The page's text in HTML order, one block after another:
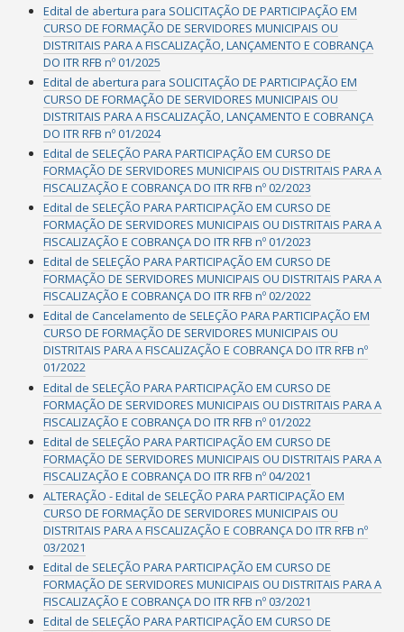
Edital de abertura para SOLICITAÇÃO DE PARTICIPAÇÃO EM
CURSO DE FORMAÇÃO DE SERVIDORES MUNICIPAIS OU
DISTRITAIS PARA A FISCALIZAÇÃO, LANÇAMENTO E COBRANÇA
DO ITR RFB nº 01/2025
Edital de abertura para SOLICITAÇÃO DE PARTICIPAÇÃO EM
CURSO DE FORMAÇÃO DE SERVIDORES MUNICIPAIS OU
DISTRITAIS PARA A FISCALIZAÇÃO, LANÇAMENTO E COBRANÇA
DO ITR RFB nº 01/2024
Edital de SELEÇÃO PARA PARTICIPAÇÃO EM CURSO DE
FORMAÇÃO DE SERVIDORES MUNICIPAIS OU DISTRITAIS PARA A
FISCALIZAÇÃO E COBRANÇA DO ITR RFB nº 02/2023
Edital de SELEÇÃO PARA PARTICIPAÇÃO EM CURSO DE
FORMAÇÃO DE SERVIDORES MUNICIPAIS OU DISTRITAIS PARA A
FISCALIZAÇÃO E COBRANÇA DO ITR RFB nº 01/2023
Edital de SELEÇÃO PARA PARTICIPAÇÃO EM CURSO DE
FORMAÇÃO DE SERVIDORES MUNICIPAIS OU DISTRITAIS PARA A
FISCALIZAÇÃO E COBRANÇA DO ITR RFB nº 02/2022
Edital de Cancelamento de SELEÇÃO PARA PARTICIPAÇÃO EM
CURSO DE FORMAÇÃO DE SERVIDORES MUNICIPAIS OU
DISTRITAIS PARA A FISCALIZAÇÃO E COBRANÇA DO ITR RFB nº
01/2022
Edital de SELEÇÃO PARA PARTICIPAÇÃO EM CURSO DE
FORMAÇÃO DE SERVIDORES MUNICIPAIS OU DISTRITAIS PARA A
FISCALIZAÇÃO E COBRANÇA DO ITR RFB nº 01/2022
Edital de SELEÇÃO PARA PARTICIPAÇÃO EM CURSO DE
FORMAÇÃO DE SERVIDORES MUNICIPAIS OU DISTRITAIS PARA A
FISCALIZAÇÃO E COBRANÇA DO ITR RFB nº 04/2021
ALTERAÇÃO - Edital de SELEÇÃO PARA PARTICIPAÇÃO EM
CURSO DE FORMAÇÃO DE SERVIDORES MUNICIPAIS OU
DISTRITAIS PARA A FISCALIZAÇÃO E COBRANÇA DO ITR RFB nº
03/2021
Edital de SELEÇÃO PARA PARTICIPAÇÃO EM CURSO DE
FORMAÇÃO DE SERVIDORES MUNICIPAIS OU DISTRITAIS PARA A
FISCALIZAÇÃO E COBRANÇA DO ITR RFB nº 03/2021
Edital de SELEÇÃO PARA PARTICIPAÇÃO EM CURSO DE